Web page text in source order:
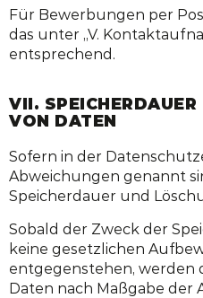
Für Bewerbungen per
das unter „V.
entsprechend.
VII. SPEICHERDAUER
VON DATEN
Sofern in der
Abweichungen genannt
Speicherdauer und
Sobald der Zweck der
keine gesetzlichen
entgegenstehen, werden
Daten nach Maßgabe der